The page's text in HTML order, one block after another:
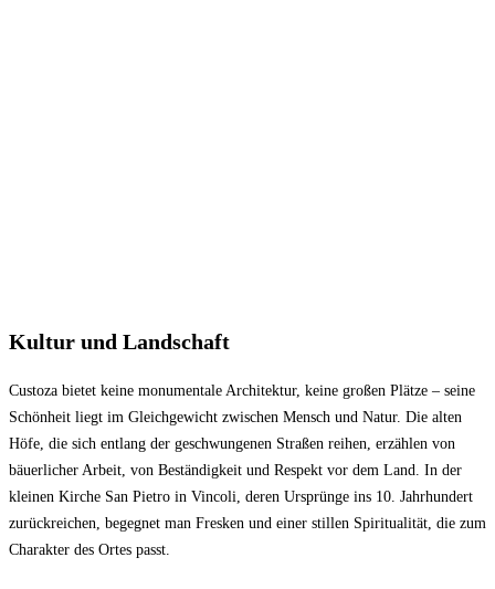
Kultur und Landschaft
Custoza bietet keine monumentale Architektur, keine großen Plätze – seine
Schönheit liegt im Gleichgewicht zwischen Mensch und Natur. Die alten
Höfe, die sich entlang der geschwungenen Straßen reihen, erzählen von
bäuerlicher Arbeit, von Beständigkeit und Respekt vor dem Land. In der
kleinen Kirche San Pietro in Vincoli, deren Ursprünge ins 10. Jahrhundert
zurückreichen, begegnet man Fresken und einer stillen Spiritualität, die zum
Charakter des Ortes passt.